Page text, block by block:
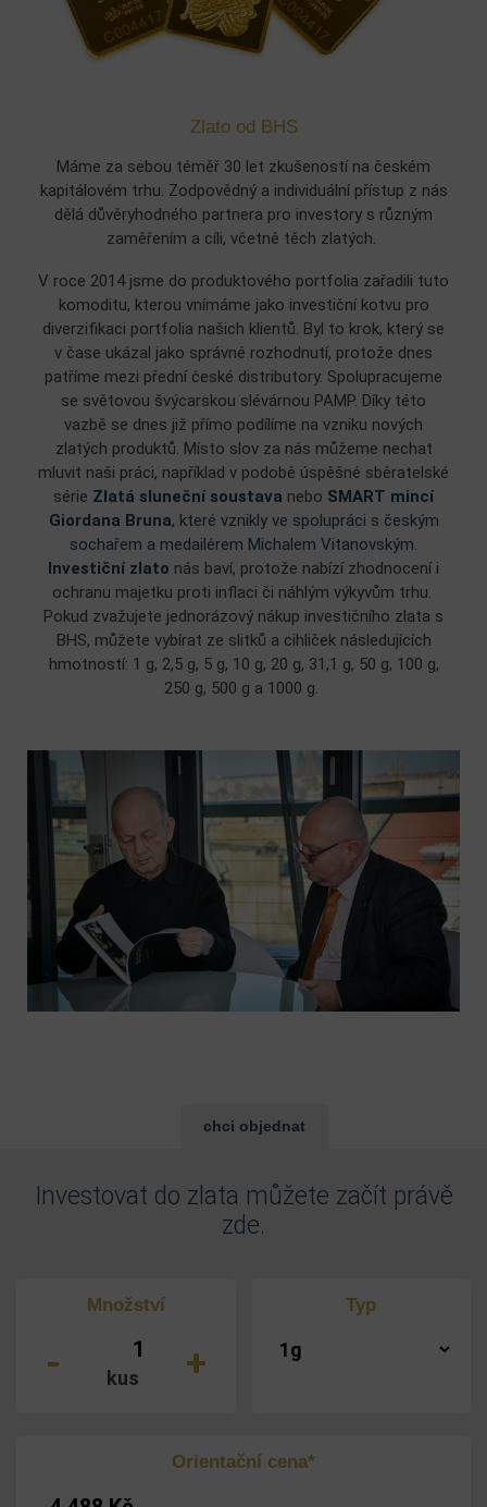
Zlato od BHS
Máme za sebou téměř 30 let zkušeností na českém
kapitálovém trhu. Zodpovědný a individuální přístup z nás
dělá důvěryhodného partnera pro investory s různým
zaměřením a cíli, včetně těch zlatých.
V roce 2014 jsme do produktového portfolia zařadili tuto
komoditu, kterou vnímáme jako investiční kotvu pro
diverzifikaci portfolia našich klientů. Byl to krok, který se
v čase ukázal jako správné rozhodnutí, protože dnes
patříme mezi přední české distributory. Spolupracujeme
se světovou švýcarskou slévárnou PAMP. Díky této
vazbě se dnes již přímo podílíme na vzniku nových
zlatých produktů. Místo slov za nás můžeme nechat
mluvit naši práci, například v podobě úspěšné sběratelské
série Zlatá sluneční soustava nebo SMART mincí
Giordana Bruna, které vznikly ve spolupráci s českým
sochařem a medailérem Michalem Vitanovským.
Investiční zlato nás baví, protože nabízí zhodnocení i
ochranu majetku proti inflaci či náhlým výkyvům trhu.
Pokud zvažujete jednorázový nákup investičního zlata s
BHS, můžete vybírat ze slitků a cihliček následujících
hmotností: 1 g, 2,5 g, 5 g, 10 g, 20 g, 31,1 g, 50 g, 100 g,
250 g, 500 g a 1000 g.
chci objednat
Investovat do zlata můžete začít právě
zde.
Množství
- kus +
Typ
Orientační cena*